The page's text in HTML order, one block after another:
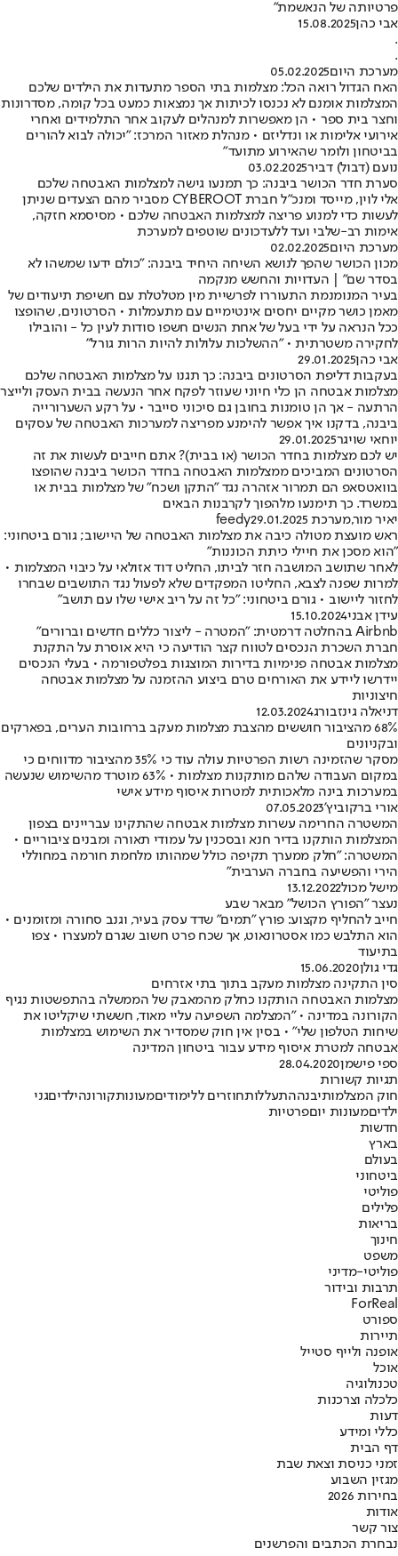
פרטיותה של הנאשמת"
אבי כהן15.08.2025
.
.
מערכת היום05.02.2025
האח הגדול רואה הכל: מצלמות בתי הספר מתעדות את הילדים שלכם
המצלמות אומנם לא נכנסו לכיתות אך נמצאות כמעט בכל קומה, מסדרונות
וחצר בית ספר • הן מאפשרות למנהלים לעקוב אחר התלמידים ואחרי
אירועי אלימות או ונדליזם • מנהלת מאזור המרכז: "יכולה לבוא להורים
בביטחון ולומר שהאירוע מתועד"
נועם (דבול) דביר03.02.2025
סערת חדר הכושר ביבנה: כך תמנעו גישה למצלמות האבטחה שלכם
אלי לוין, מייסד ומנכ"ל חברת CYBEROOT מסביר מהם הצעדים שניתן
לעשות כדי למנוע פריצה למצלמות האבטחה שלכם • מסיסמא חזקה,
אימות רב-שלבי ועד ללעדכונים שוטפים למערכת
מערכת היום02.02.2025
מכון הכושר שהפך לנושא השיחה היחיד ביבנה: "כולם ידעו שמשהו לא
בסדר שם" | העדויות והחשש מנקמה
בעיר המנומנמת התעוררו לפרשיית מין מטלטלת עם חשיפת תיעודים של
מאמן כושר מקיים יחסים אינטימיים עם מתעמלות • הסרטונים, שהופצו
ככל הנראה על ידי בעל של אחת הנשים חשפו סודות לעין כל - והובילו
לחקירה משטרתית • "ההשלכות עלולות להיות הרות גורל"
אבי כהן29.01.2025
בעקבות דליפת הסרטונים ביבנה: כך תגנו על מצלמות האבטחה שלכם
מצלמות אבטחה הן כלי חיוני שעוזר לפקח אחר הנעשה בבית העסק ולייצר
הרתעה - אך הן טומנות בחובן גם סיכוני סייבר • על רקע השערורייה
ביבנה, בדקנו איך אפשר להימנע מפריצה למערכות האבטחה של עסקים
יוחאי שויגר29.01.2025
יש לכם מצלמות בחדר הכושר (או בבית)? אתם חייבים לעשות את זה
הסרטונים המביכים ממצלמות האבטחה בחדר הכושר ביבנה שהופצו
בוואטסאפ הם תמרור אזהרה נגד "התקן ושכח" של מצלמות בבית או
במשרד. כך תימנעו מלהפוך לקרבנות הבאים
יאיר מור,מערכת feedy 29.01.2025
ראש מועצת מטולה כיבה את מצלמות האבטחה של היישוב; גורם ביטחוני:
"הוא מסכן את חיילי כיתת הכוננות"
לאחר שתושב המושבה חזר לביתו, החליט דוד אזולאי על כיבוי המצלמות •
למרות שפנה לצבא, החליטו המפקדים שלא לפעול נגד התושבים שבחרו
לחזור ליישוב • גורם ביטחוני: "כל זה על ריב אישי שלו עם תושב"
עידן אבני15.10.2024
Airbnb בהחלטה דרמטית: "המטרה - ליצור כללים חדשים וברורים"
חברת השכרת הנכסים לטווח קצר הודיעה כי היא אוסרת על התקנת
מצלמות אבטחה פנימיות בדירות המוצגות בפלטפורמה • בעלי הנכסים
יידרשו ליידע את האורחים טרם ביצוע ההזמנה על מצלמות אבטחה
חיצוניות
דניאלה גינזבורג12.03.2024
68% מהציבור חוששים מהצבת מצלמות מעקב ברחובות הערים, בפארקים
ובקניונים
מסקר שהזמינה רשות הפרטיות עולה עוד כי 35% מהציבור מדווחים כי
במקום העבודה שלהם מותקנות מצלמות • 63% מוטרד מהשימוש שנעשה
במערכות בינה מלאכותית למטרות איסוף מידע אישי
אורי ברקוביץ'07.05.2023
המשטרה החרימה עשרות מצלמות אבטחה שהתקינו עבריינים בצפון
המצלמות הותקנו בדיר חנא ובסכנין על עמודי תאורה ומבנים ציבוריים •
המשטרה: "חלק ממערך תקיפה כולל שמהותו מלחמת חורמה במחוללי
הירי והפשיעה בחברה הערבית"
מישל מכול13.12.2022
נעצר "הפורץ הכושל" מבאר שבע
חייב להחליף מקצוע: פורץ "תמים" שדד עסק בעיר, וגנב סחורה ומזומנים •
הוא התלבש כמו אסטרונאוט, אך שכח פרט חשוב שגרם למעצרו • צפו
בתיעוד
גדי גולן15.06.2020
סין התקינה מצלמות מעקב בתוך בתי אזרחים
מצלמות האבטחה הותקנו כחלק מהמאבק של הממשלה בהתפשטות נגיף
הקורונה במדינה • "המצלמה השפיעה עליי מאוד, חששתי שיקליטו את
שיחות הטלפון שלי" • בסין אין חוק שמסדיר את השימוש במצלמות
אבטחה למטרת איסוף מידע עבור ביטחון המדינה
ספי פישמן28.04.2020
תגיות קשורות
חוק המצלמותיבנההתעללותחוזרים ללימודיםמעונותקורונהילדיםגני
ילדיםמעונות יוםפרטיות
חדשות
בארץ
בעולם
ביטחוני
פוליטי
פלילים
בריאות
חינוך
משפט
פוליטי-מדיני
תרבות ובידור
ForReal
ספורט
תיירות
אופנה ולייף סטייל
אוכל
טכנולוגיה
כלכלה וצרכנות
דעות
כללי ומידע
דף הבית
זמני כניסת וצאת שבת
מגזין השבוע
בחירות 2026
אודות
צור קשר
נבחרת הכתבים והפרשנים